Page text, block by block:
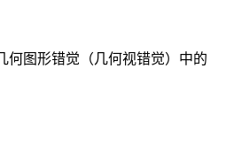
何图形错觉（几何视错觉）中的